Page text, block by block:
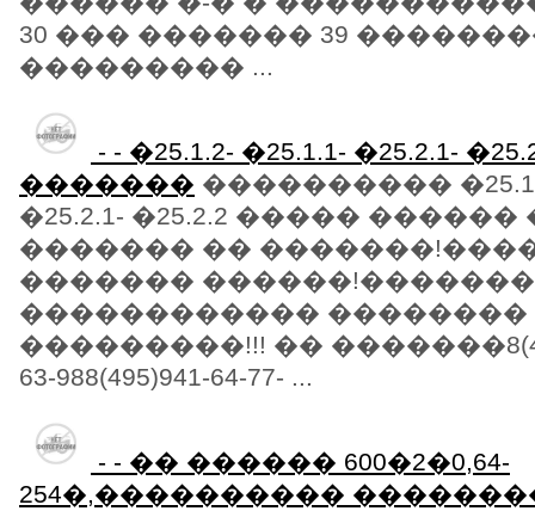
30 ��� ������� 39
��������� ...
- - �25.1.2- �25.1.1- �25.2.1-
������� ����������
�25.2.1- �25.2.2 �����
������� ��
�������
������������ ��������
���������!!! ��
63-988(495)941-64-77- ...
- - �� ������ 600�2�0,64-
254�,����������